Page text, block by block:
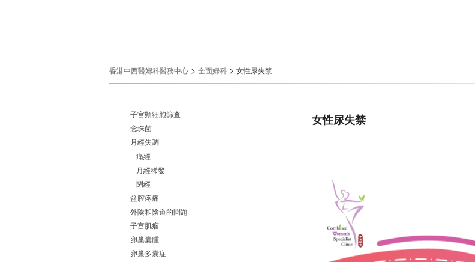
香港中西醫婦科醫務中心 > 全面婦科 > 女性尿失禁
子宮頸細胞篩查
念珠菌
月經失調
痛經
月經稀發
閉經
盆腔疼痛
外陰和陰道的問題
子宫肌瘤
卵巢囊腫
卵巢多囊症
女性尿失禁